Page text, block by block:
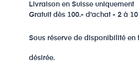
Livraison en Suisse uniquement
Gratuit dès 100.- d'achat - 2 à
Sous réserve de disponibilité
désirée.